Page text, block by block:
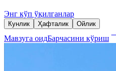
Энг кўп ўқилганлар
Кунлик Ҳафталик Ойлик
Мавзуга оидБарчасини кўриш